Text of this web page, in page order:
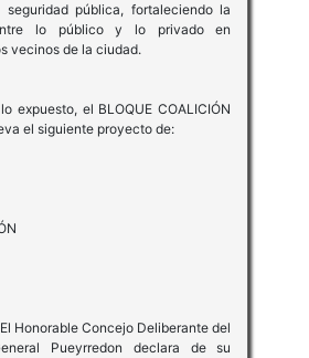
pública, fortaleciendo la
lo público y lo privado en
vecinos de la ciudad.
el BLOQUE COALICIÓN
el siguiente proyecto de:
Honorable Concejo Deliberante del
Pueyrredon declara de su